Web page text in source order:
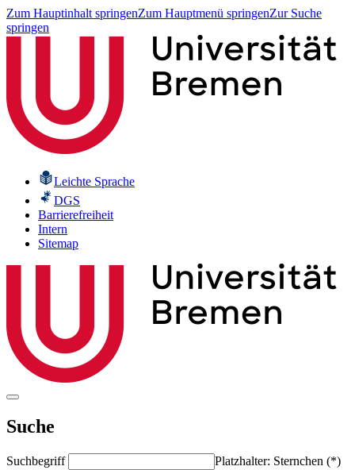
Zum Hauptinhalt springenZum Hauptmenü springenZur Suche
springen
Leichte Sprache
DGS
Barrierefreiheit
Intern
Sitemap
Suche
Suchbegriff
Platzhalter: Sternchen (*)